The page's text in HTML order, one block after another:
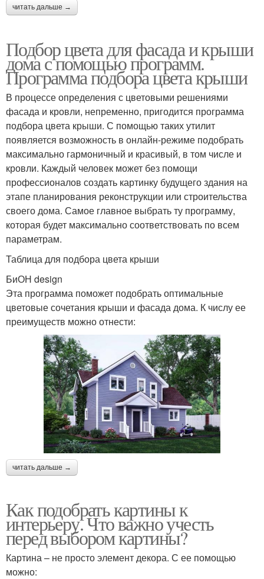
читать дальше →
Подбор цвета для фасада и крыши
дома с помощью программ.
Программа подбора цвета крыши
В процессе определения с цветовыми решениями
фасада и кровли, непременно, пригодится программа
подбора цвета крыши. С помощью таких утилит
появляется возможность в онлайн-режиме подобрать
максимально гармоничный и красивый, в том числе и
кровли. Каждый человек может без помощи
профессионалов создать картинку будущего здания на
этапе планирования реконструкции или строительства
своего дома. Самое главное выбрать ту программу,
которая будет максимально соответствовать по всем
параметрам.
Таблица для подбора цвета крыши
БиОН design
Эта программа поможет подобрать оптимальные
цветовые сочетания крыши и фасада дома. К числу ее
преимуществ можно отнести:
читать дальше →
Как подобрать картины к
интерьеру. Что важно учесть
перед выбором картины?
Картина – не просто элемент декора. С ее помощью
можно: